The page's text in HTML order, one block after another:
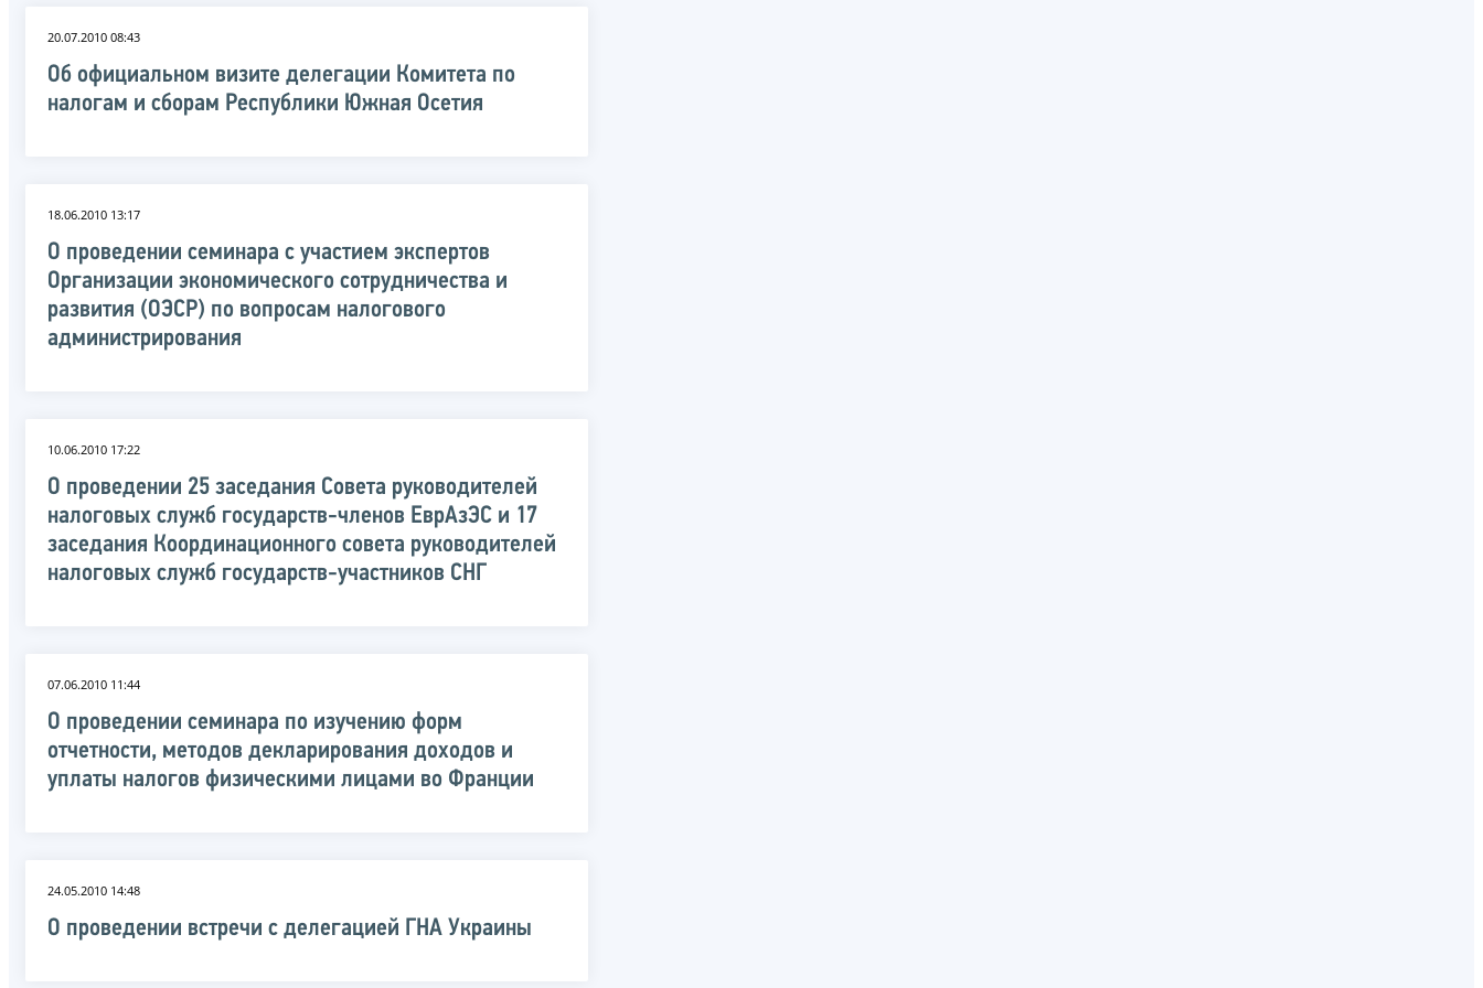
20.07.2010 08:43
Об официальном визите делегации Комитета по
налогам и сборам Республики Южная Осетия
18.06.2010 13:17
О проведении семинара с участием экспертов
Организации экономического сотрудничества и
развития (ОЭСР) по вопросам налогового
администрирования
10.06.2010 17:22
О проведении 25 заседания Совета руководителей
налоговых служб государств-членов ЕврАзЭС и 17
заседания Координационного совета руководителей
налоговых служб государств-участников СНГ
07.06.2010 11:44
О проведении семинара по изучению форм
отчетности, методов декларирования доходов и
уплаты налогов физическими лицами во Франции
24.05.2010 14:48
О проведении встречи с делегацией ГНА Украины